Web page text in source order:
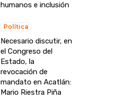
humanos e inclusión
Política
Necesario discutir, en
el Congreso del
Estado, la
revocación de
mandato en Acatlán:
Mario Riestra Piña